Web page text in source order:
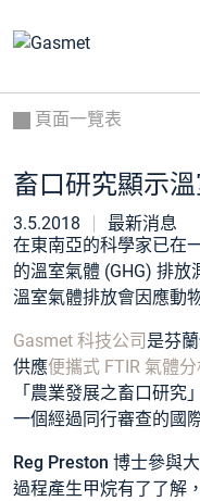
頁面一覽表
畜口研究顯示
3.5.2018
最新消息
在東南亞的科學家已在
的溫室氣體 (GHG) 排放
溫室氣體排放會因應動
Gasmet 科技公司 是芬
供應便攜式 FTIR 氣體
「農業發展之畜口研究
一個經過同行審查的國
Reg Preston 博士參與
過程產生甲烷有了了解